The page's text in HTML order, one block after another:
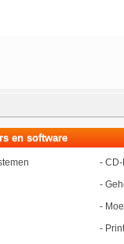
en software
-
-
-
-